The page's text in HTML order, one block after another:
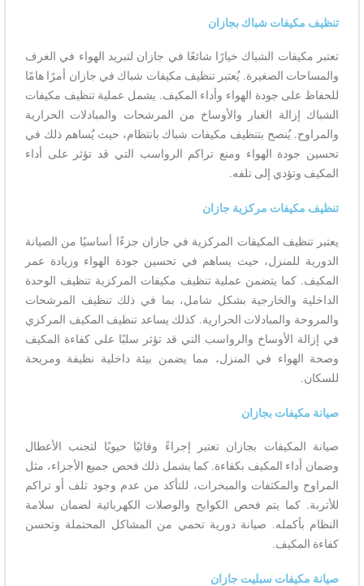
تنظيف مكيفات شباك بجازان
تعتبر مكيفات الشباك خيارًا شائعًا في جازان لتبريد الهواء في الغرف
والمساحات الصغيرة. يُعتبر تنظيف مكيفات شباك في جازان أمرًا هامًا
للحفاظ على جودة الهواء وأداء المكيف. يشمل عملية تنظيف مكيفات
الشباك إزالة الغبار والأوساخ من المرشحات والمبادلات الحرارية
والمراوح. يُنصح بتنظيف مكيفات شباك بانتظام، حيث يُساهم ذلك في
تحسين جودة الهواء ومنع تراكم الرواسب التي قد تؤثر على أداء
المكيف وتؤدي إلى تلفه.
تنظيف مكيفات مركزية جازان
يعتبر تنظيف المكيفات المركزية في جازان جزءًا أساسيًا من الصيانة
الدورية للمنزل، حيث يساهم في تحسين جودة الهواء وزيادة عمر
المكيف. كما يتضمن عملية تنظيف مكيفات المركزية تنظيف الوحدة
الداخلية والخارجية بشكل شامل، بما في ذلك تنظيف المرشحات
والمروحة والمبادلات الحرارية. كذلك يساعد تنظيف المكيف المركزي
في إزالة الأوساخ والرواسب التي قد تؤثر سلبًا على كفاءة المكيف
وصحة الهواء في المنزل، مما يضمن بيئة داخلية نظيفة ومريحة
للسكان.
صيانة مكيفات بجازان
صيانة المكيفات بجازان تعتبر إجراءً وقائيًا حيويًا لتجنب الأعطال
وضمان أداء المكيف بكفاءة. كما يشمل ذلك فحص جميع الأجزاء، مثل
المراوح والمكثفات والمبخرات، للتأكد من عدم وجود تلف أو تراكم
للأتربة. كما يتم فحص الكوابح والوصلات الكهربائية لضمان سلامة
النظام بأكمله. صيانة دورية تحمي من المشاكل المحتملة وتحسن
كفاءة المكيف.
صيانة مكيفات سبليت جازان